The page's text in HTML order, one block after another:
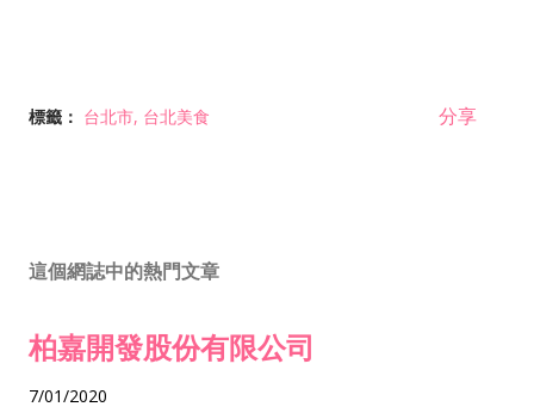
標籤： 台北市 台北美食 分享
這個網誌中的熱門文章
柏嘉開發股份有限公司
7/01/2020